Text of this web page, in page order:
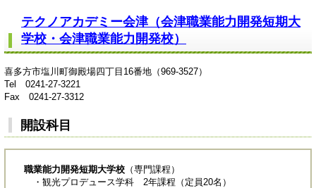
テクノアカデミー会津（会津職業能力開発短期大
学校・会津職業能力開発校）
喜多方市塩川町御殿場四丁目16番地（969-3527）
Tel 0241-27-3221
Fax 0241-27-3312
開設科目
職業能力開発短期大学校（専門課程）
・観光プロデュース学科 2年課程（定員20名）